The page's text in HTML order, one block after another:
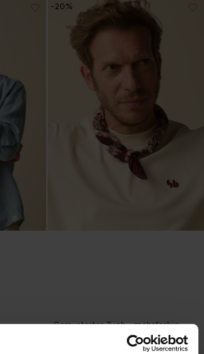
Gemustertes Tuch - mehrfarbig
-20%